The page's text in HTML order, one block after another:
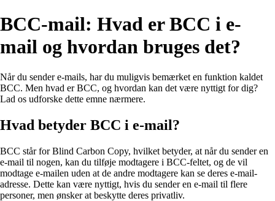
BCC-mail: Hvad er BCC i e-
mail og hvordan bruges det?
Når du sender e-mails, har du muligvis bemærket en funktion kaldet
BCC. Men hvad er BCC, og hvordan kan det være nyttigt for dig?
Lad os udforske dette emne nærmere.
Hvad betyder BCC i e-mail?
BCC står for Blind Carbon Copy, hvilket betyder, at når du sender en
e-mail til nogen, kan du tilføje modtagere i BCC-feltet, og de vil
modtage e-mailen uden at de andre modtagere kan se deres e-mail-
adresse. Dette kan være nyttigt, hvis du sender en e-mail til flere
personer, men ønsker at beskytte deres privatliv.